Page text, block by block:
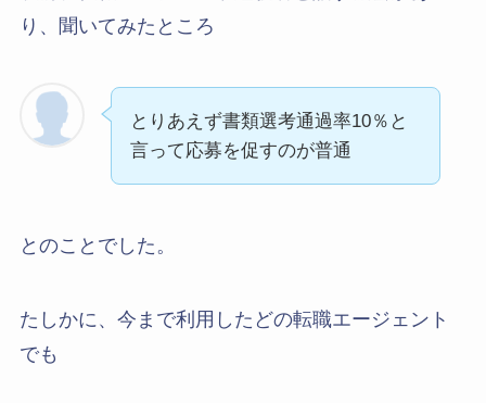
り、聞いてみたところ
とりあえず書類選考通過率10％と
言って応募を促すのが普通
とのことでした。
たしかに、今まで利用したどの転職エージェント
でも